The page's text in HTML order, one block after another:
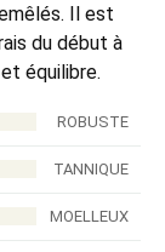
Il est
du début à
équilibre.
ROBUSTE
TANNIQUE
MOELLEUX